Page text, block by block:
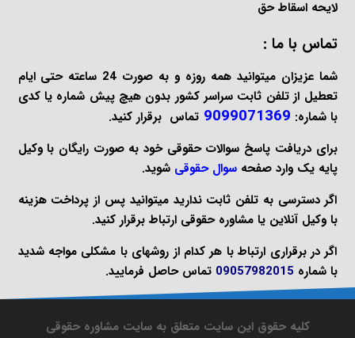
لایحه اسقاط حق
تماس با ما :
شما عزیزان میتوانید همه روزه و به صورت 24 ساعته حتی ایام
تعطیل از تلفن ثابت سراسر کشور بدون هیچ پیش شماره یا کدی
با شماره: 9099071369 تماس برقرار کنید.
برای دریافت پاسخ سوالات حقوقی خود به صورت رایگان با وکیل
پایه یک وارد صفحهسوال حقوقی شوید.
اگر دسترسی به تلفن ثابت ندارید میتوانید پس از پرداخت هزینه
باوکیل آنلاین یامشاوره حقوقی ارتباط برقرار کنید.
اگر در برقراری ارتباط با هر کدام از روشهای با مشکلی مواجه شدید
با شماره 09057982015 تماس حاصل فرمایید.
کلیه حقوق این سایت متعلق به سایت مشاوره حقوقی